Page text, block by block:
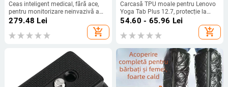
Ceas inteligent medical, fără ace,
pentru monitorizare neinvazivă a
glicemiei, tensiunii arteriale, acidului
279.48 Lei
add_shopping_cart
Carcasă TPU moale pentru Lenovo
Yoga Tab Plus 12.7, protecție la
căderi în patru colțuri, model 2025
54.60 - 65.96 Lei
add_shopping_cart